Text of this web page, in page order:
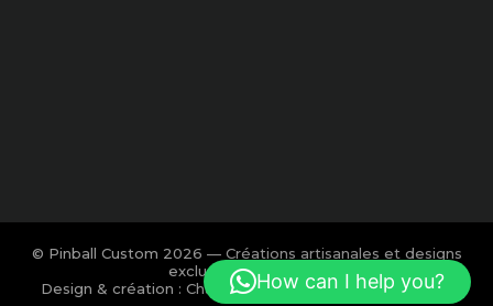
© Pinball Custom 2026 — Créations artisanales et designs
exclusifs pour flipper.
Design & création : Charlotte Calmon — Agence BOOM!
How can I help you?